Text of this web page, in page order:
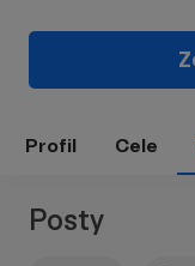
Profil Cele
Posty